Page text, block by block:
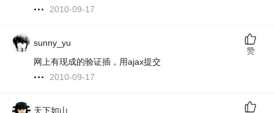
2010-09-17
sunny_yu
网上有现成的验证插，用ajax提交
2010-09-17
赞
天下如山